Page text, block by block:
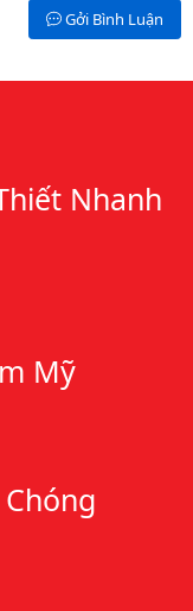
Gởi Bình Luận
Nhanh
Mỹ